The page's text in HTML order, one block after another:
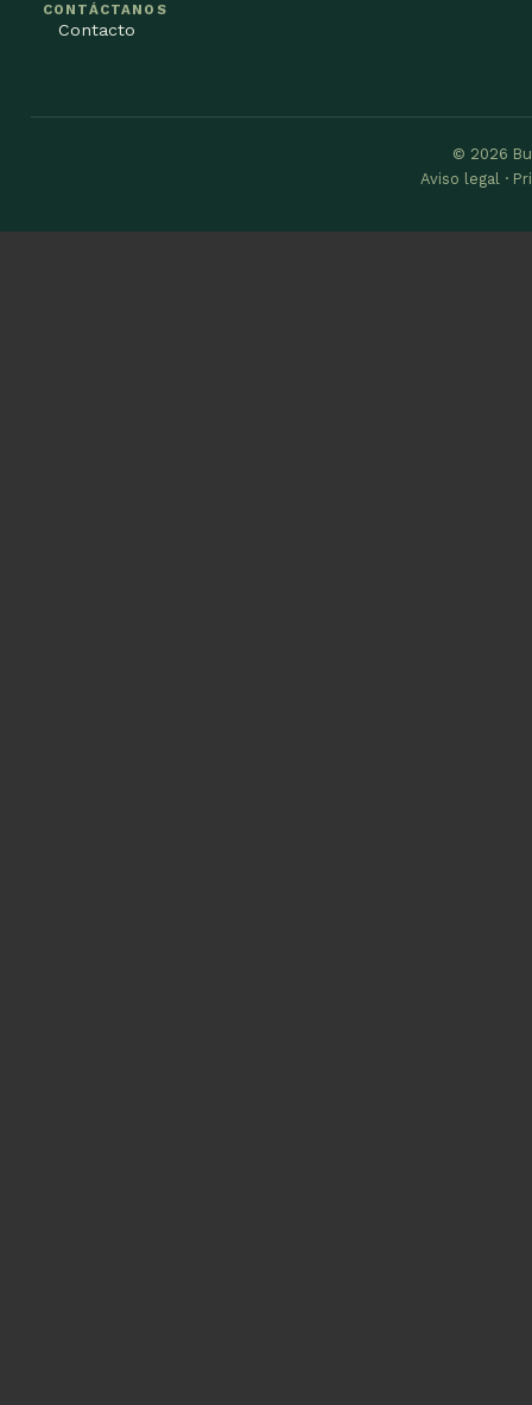
CONTÁCTANOS
Contacto
© 2026
Aviso legal ·